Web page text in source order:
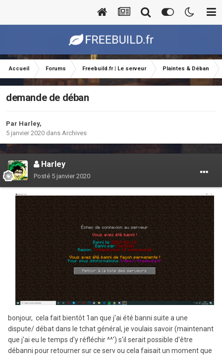
Accueil Forums Freebuild.fr | Le serveur Plaintes & Déban
demande de déban
Par Harley,
5 janvier 2020 dans Archives
Harley
Posté 5 janvier 2020
bonjour, cela fait bientôt 1an que j'ai été banni suite a une
dispute/ débat dans le tchat général, je voulais savoir (maintenant
que j'ai eu le temps d'y réfléchir ^^') s'il serait possible d'être
débanni pour retourner sur ce serv ou cela faisait un moment que